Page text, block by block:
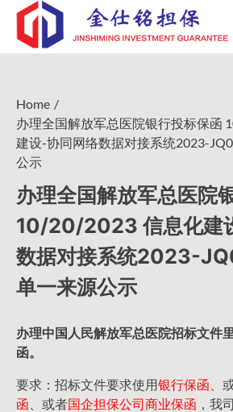
Skip
content
Home
办理全国解放军总医院银行投标保函
建设-协同网络数据对接系统2023-
公示
办理全国解放军总医院
10/20/2023 信息化建
数据对接系统2023-
单一来源公示
办理中国人民解放军总医院招标文件
函。
要求：招标文件要求使用银行保函、
函 、或者国企担保公司商业保函 ，我